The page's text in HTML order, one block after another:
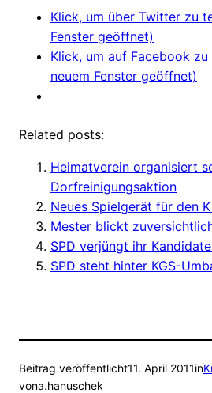
Klick, um über Twitter zu
Fenster geöffnet)
Klick, um auf Facebook
neuem Fenster geöffnet)
Related posts:
Heimatverein organisiert
Dorfreinigungsaktion
Neues Spielgerät für den
Mester blickt
SPD verjüngt ihr
SPD steht hinter KGS-
Beitrag veröffentlicht11. April 2011in
vona.hanuschek